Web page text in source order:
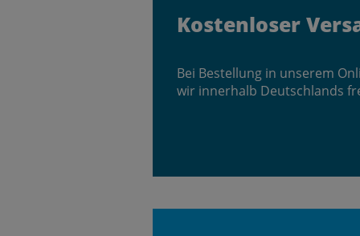
Kostenloser
Bei Bestellung in unserem
wir innerhalb Deutschlands